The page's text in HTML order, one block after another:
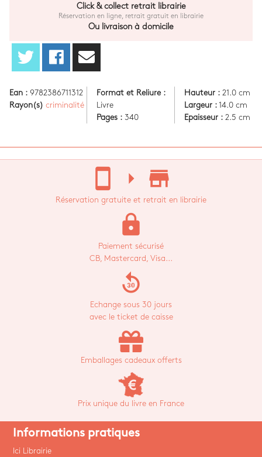
Click & collect retrait librairie
Réservation en ligne, retrait gratuit en librairie
Ou livraison à domicile
Ean : 9782386711312
Rayon(s) criminalité
Format et Reliure :
Livre
Pages : 340
Hauteur :21.0 cm
Largeur :14.0 cm
Epaisseur :2.5 cm
stay_current_portrait arrow_right store_mall_directory
Réservation gratuite et retrait en librairie
lock
Paiement sécurisé
CB, Mastercard, Visa...
replay_30
Echange sous 30 jours
avec le ticket de caisse
Emballages cadeaux offerts
Prix unique du livre en France
Informations pratiques
Ici Librairie